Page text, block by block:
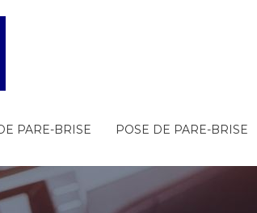
PARE-BRISE POSE DE PARE-BRISE